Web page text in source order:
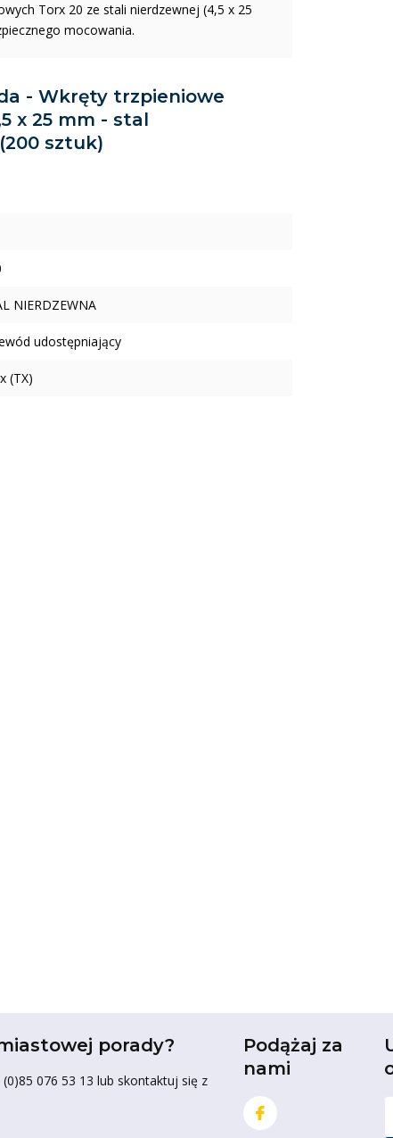
Torx 20 ze stali nierdzewnej (4,5 x 25
mocowania.
- Wkręty trzpieniowe
x 25 mm - stal
sztuk)
NIERDZEWNA
udostępniający
(TX)
porady?
076 53 13 lub skontaktuj się z
Podążaj za
nami